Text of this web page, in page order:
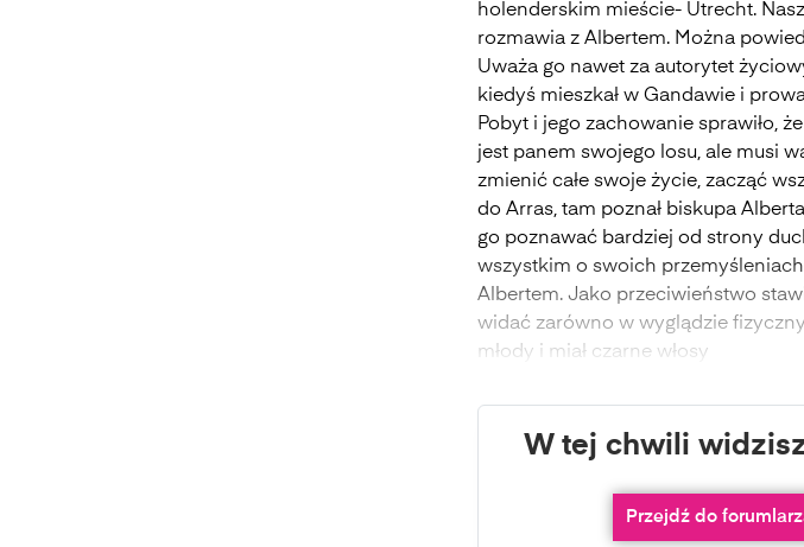
holenderskim mieście- Utrecht.
rozmawia z Albertem. Można
Uważa go nawet za autorytet
kiedyś mieszkał w Gandawie i
Pobyt i jego zachowanie sprawiło,
jest panem swojego losu, ale musi
zmienić całe swoje życie, zacząć
do Arras, tam poznał biskupa
go poznawać bardziej od strony
wszystkim o swoich
Albertem. Jako przeciwieństwo
widać zarówno w wyglądzie
młody i miał czarne włosy
W tej chwili
Przejdź do